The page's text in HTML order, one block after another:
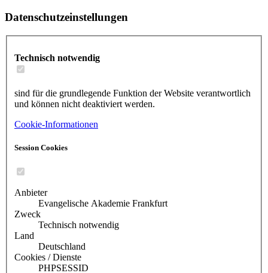
Datenschutzeinstellungen
Technisch notwendig
sind für die grundlegende Funktion der Website verantwortlich
und können nicht deaktiviert werden.
Cookie-Informationen
Session Cookies
Anbieter
Evangelische Akademie Frankfurt
Zweck
Technisch notwendig
Land
Deutschland
Cookies / Dienste
PHPSESSID